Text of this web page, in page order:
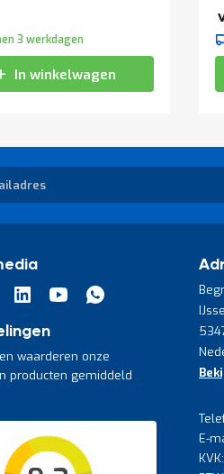
3 werkdagen
In winkelwagen
waarderen onze
producten gemiddeld
E-